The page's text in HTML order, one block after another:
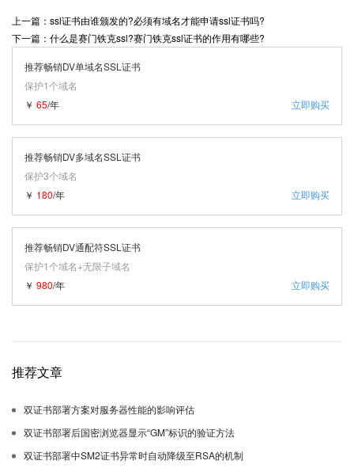
上一篇：ssl证书由谁颁发的?必须有域名才能申请ssl证书吗?
下一篇：什么是赛门铁克ssl?赛门铁克ssl证书的作用有哪些?
推荐畅销DV单域名SSL证书
保护1个域名
立即购买
￥ 65/年
推荐畅销DV多域名SSL证书
保护3个域名
立即购买
￥ 180/年
推荐畅销DV通配符SSL证书
保护1个域名+无限子域名
立即购买
￥ 980/年
推荐文章
双证书部署方案对服务器性能的影响评估
双证书部署后国密浏览器显示“GM”标识的验证方法
双证书部署中SM2证书异常时自动降级至RSA的机制